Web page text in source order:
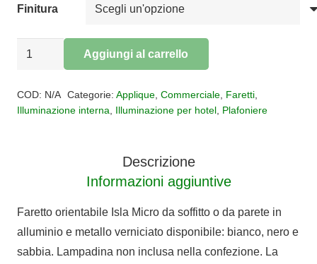
Finitura
FARETTO
ORIENTABILE
MICRO
Aggiungi al carrello
COD: N/A Categorie: Applique, Commerciale, Faretti,
Illuminazione interna
Illuminazione per hotel Plafoniere
Descrizione
Informazioni aggiuntive
Faretto orientabile Isla Micro da soffitto o da parete in
alluminio e metallo verniciato disponibile: bianco, nero e
sabbia. Lampadina non inclusa nella confezione. La